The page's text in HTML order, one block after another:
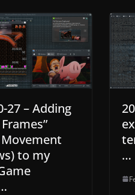
27 – Adding
to my
…